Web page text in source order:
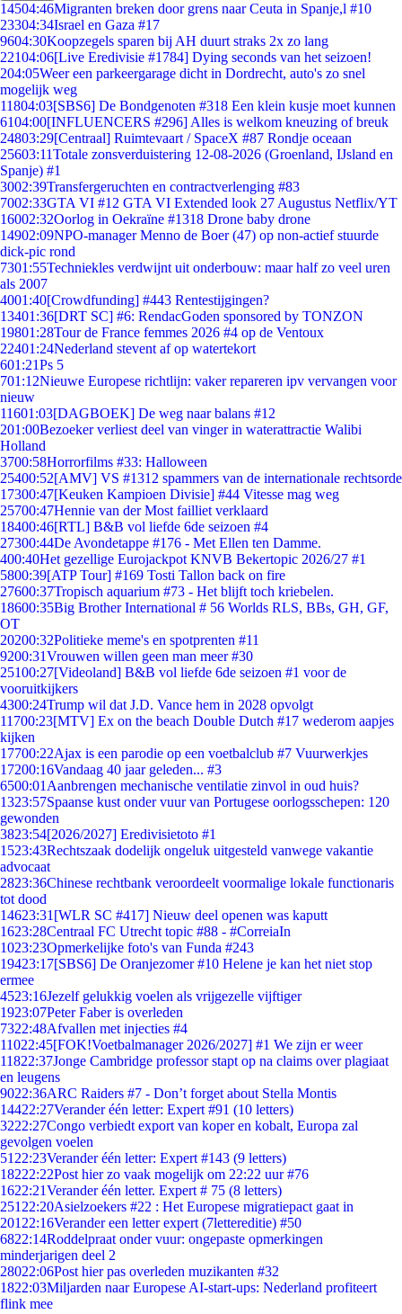
14504:46Migranten breken door grens naar Ceuta in Spanje,l #10
23304:34Israel en Gaza #17
9604:30Koopzegels sparen bij AH duurt straks 2x zo lang
22104:06[Live Eredivisie #1784] Dying seconds van het seizoen!
204:05Weer een parkeergarage dicht in Dordrecht, auto's zo snel
mogelijk weg
11804:03[SBS6] De Bondgenoten #318 Een klein kusje moet kunnen
6104:00[INFLUENCERS #296] Alles is welkom kneuzing of breuk
24803:29[Centraal] Ruimtevaart / SpaceX #87 Rondje oceaan
25603:11Totale zonsverduistering 12-08-2026 (Groenland, IJsland en
Spanje) #1
3002:39Transfergeruchten en contractverlenging #83
7002:33GTA VI #12 GTA VI Extended look 27 Augustus Netflix/YT
16002:32Oorlog in Oekraïne #1318 Drone baby drone
14902:09NPO-manager Menno de Boer (47) op non-actief stuurde
dick-pic rond
7301:55Techniekles verdwijnt uit onderbouw: maar half zo veel uren
als 2007
4001:40[Crowdfunding] #443 Rentestijgingen?
13401:36[DRT SC] #6: RendacGoden sponsored by TONZON
19801:28Tour de France femmes 2026 #4 op de Ventoux
22401:24Nederland stevent af op watertekort
601:21Ps 5
701:12Nieuwe Europese richtlijn: vaker repareren ipv vervangen voor
nieuw
11601:03[DAGBOEK] De weg naar balans #12
201:00Bezoeker verliest deel van vinger in waterattractie Walibi
Holland
3700:58Horrorfilms #33: Halloween
25400:52[AMV] VS #1312 spammers van de internationale rechtsorde
17300:47[Keuken Kampioen Divisie] #44 Vitesse mag weg
25700:47Hennie van der Most failliet verklaard
18400:46[RTL] B&B vol liefde 6de seizoen #4
27300:44De Avondetappe #176 - Met Ellen ten Damme.
400:40Het gezellige Eurojackpot KNVB Bekertopic 2026/27 #1
5800:39[ATP Tour] #169 Tosti Tallon back on fire
27600:37Tropisch aquarium #73 - Het blijft toch kriebelen.
18600:35Big Brother International # 56 Worlds RLS, BBs, GH, GF,
OT
20200:32Politieke meme's en spotprenten #11
9200:31Vrouwen willen geen man meer #30
25100:27[Videoland] B&B vol liefde 6de seizoen #1 voor de
vooruitkijkers
4300:24Trump wil dat J.D. Vance hem in 2028 opvolgt
11700:23[MTV] Ex on the beach Double Dutch #17 wederom aapjes
kijken
17700:22Ajax is een parodie op een voetbalclub #7 Vuurwerkjes
17200:16Vandaag 40 jaar geleden... #3
6500:01 Aanbrengen mechanische ventilatie zinvol in oud huis?
1323:57Spaanse kust onder vuur van Portugese oorlogsschepen: 120
gewonden
3823:54[2026/2027] Eredivisietoto #1
1523:43Rechtszaak dodelijk ongeluk uitgesteld vanwege vakantie
advocaat
2823:36Chinese rechtbank veroordeelt voormalige lokale functionaris
tot dood
14623:31 [WLR SC #417] Nieuw deel openen was kaputt
1623:28Centraal FC Utrecht topic #88 - #CorreiaIn
1023:23Opmerkelijke foto's van Funda #243
19423:17[SBS6] De Oranjezomer #10 Helene je kan het niet stop
ermee
4523:16Jezelf gelukkig voelen als vrijgezelle vijftiger
1923:07Peter Faber is overleden
7322:48Afvallen met injecties #4
11022:45[FOK!Voetbalmanager 2026/2027] #1 We zijn er weer
11822:37Jonge Cambridge professor stapt op na claims over plagiaat
en leugens
9022:36ARC Raiders #7 - Don’t forget about Stella Montis
14422:27Verander één letter: Expert #91 (10 letters)
3222:27Congo verbiedt export van koper en kobalt, Europa zal
gevolgen voelen
51 22:23Verander één letter: Expert #143 (9 letters)
18222:22Post hier zo vaak mogelijk om 22:22 uur #76
1622:21Verander één letter. Expert # 75 (8 letters)
251 22:20Asielzoekers #22 : Het Europese migratiepact gaat in
201 22:16Verander een letter expert (7lettereditie) #50
6822:14Roddelpraat onder vuur: ongepaste opmerkingen
minderjarigen deel 2
28022:06Post hier pas overleden muzikanten #32
1822:03Miljarden naar Europese AI-start-ups: Nederland profiteert
flink mee